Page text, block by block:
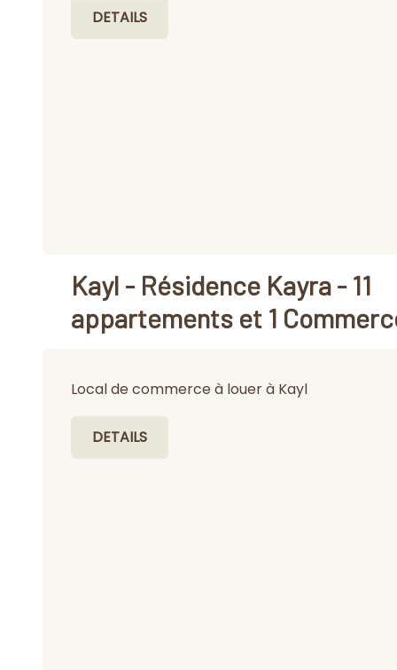
DETAILS
Kayl - Résidence Kayra - 11
appartements et 1
Local de commerce à louer à Kayl
DETAILS